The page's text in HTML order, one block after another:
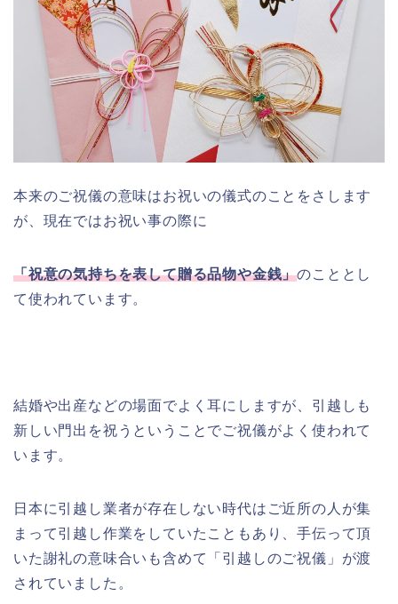
本来のご祝儀の意味はお祝いの儀式のことをさします
が、現在ではお祝い事の際に
「祝意の気持ちを表して贈る品物や金銭」のこととし
て使われています。
結婚や出産などの場面でよく耳にしますが、引越しも
新しい門出を祝うということでご祝儀がよく使われて
います。
日本に引越し業者が存在しない時代はご近所の人が集
まって引越し作業をしていたこともあり、手伝って頂
いた謝礼の意味合いも含めて「引越しのご祝儀」が渡
されていました。